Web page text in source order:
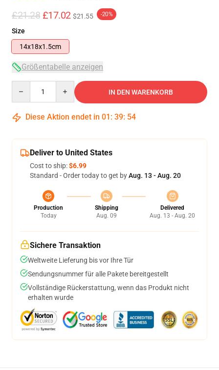
£21.28 £17.02 $21.55 -20%
Size
14x18x1.5cm
Größentabelle anzeigen
IN DEN WARENKORB
Diese Aktion endet in 01 : 39: 54
Deliver to United States
Cost to ship:$6.99
Standard - Order today to get byAug. 13 - Aug. 20
Production
Today
Shipping
Aug. 09
Delivered
Aug. 13 - Aug. 20
Sichere Transaktion
Weltweite Lieferung bis vor Ihre Tür
Sendungsnummer für alle Pakete bereitgestellt
Vollständige Rückerstattung, wenn das Produkt nicht
erhalten wurde